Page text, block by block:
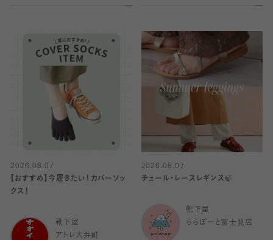
2026.08.07
【おすすめ】今履きたい！カバーソッ
クス！
靴下屋
アトレ大井町
2026.08.07
チュール・レースレギンス🍃
靴下屋
ららぽーと富士見店